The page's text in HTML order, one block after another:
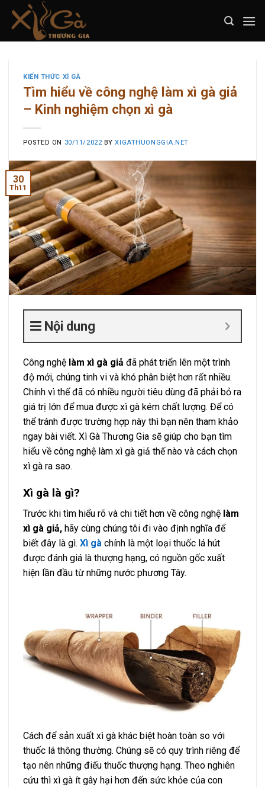
KIẾN THỨC XÌ GÀ
Tìm hiểu về công nghệ làm xì gà giả
– Kinh nghiệm chọn xì gà
POSTED ON 30/11/2022 BYXIGATHUONGGIA.NET
30
Th11
Nội dung
Công nghệ làm xì gà giả đã phát triển lên một trình
độ mới, chúng tinh vi và khó phân biệt hơn rất nhiều.
Chính vì thế đã có nhiều người tiêu dùng đã phải bỏ ra
giá trị lớn để mua được xì gà kém chất lượng. Để có
thể tránh được trường hợp này thì bạn nên tham khảo
ngay bài viết. Xì Gà Thương Gia sẽ giúp cho bạn tìm
hiểu về công nghệ làm xì gà giả thế nào và cách chọn
xì gà ra sao.
Xì gà là gì?
Trước khi tìm hiểu rõ và chi tiết hơn về công nghệ làm
xì gà giả, hãy cùng chúng tôi đi vào định nghĩa để
biết đây là gì. Xì gà chính là một loại thuốc lá hút
được đánh giá là thượng hạng, có nguồn gốc xuất
hiện lần đầu từ những nước phương Tây.
Cách để sản xuất xì gà khác biệt hoàn toàn so với
thuốc lá thông thường. Chúng sẽ có quy trình riêng để
tạo nên những điếu thuốc thượng hạng. Theo nghiên
cứu thì xì gà ít gây hại hơn đến sức khỏe của con